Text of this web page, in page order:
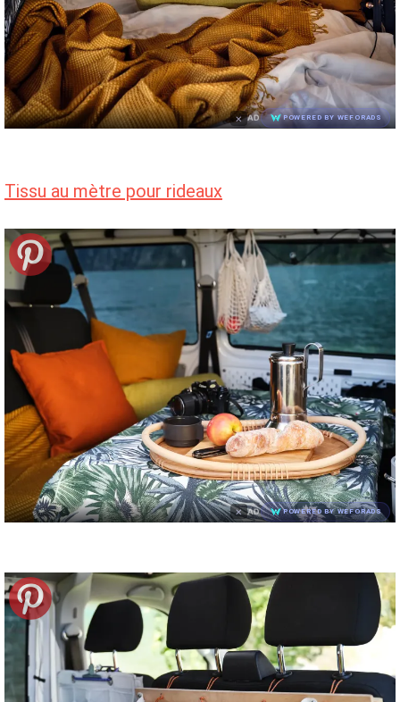
× AD POWERED BY WEFORADS
Tissu au mètre pour rideaux
× AD POWERED BY WEFORADS